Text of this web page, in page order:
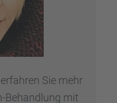
Sie mehr
Behand­lung mit